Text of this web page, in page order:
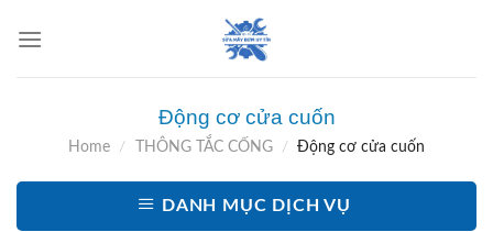
Động cơ cửa cuốn
Home / THÔNG TẮC CỐNG / Động cơ cửa cuốn
DANH MỤC DỊCH VỤ